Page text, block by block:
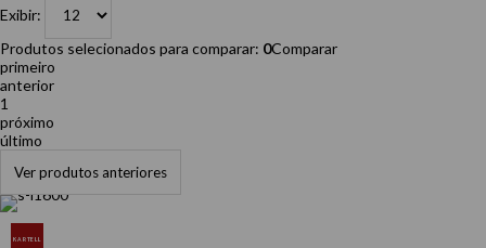
Exibir:
Produtos selecionados para comparar: 0Comparar
primeiro
anterior
1
próximo
último
Ver produtos anteriores
KARTELL